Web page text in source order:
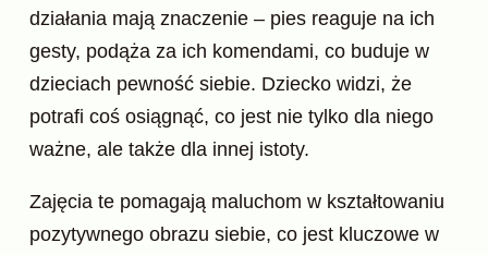
działania mają znaczenie – pies reaguje na ich
gesty, podąża za ich komendami, co buduje w
dzieciach pewność siebie. Dziecko widzi, że
potrafi coś osiągnąć, co jest nie tylko dla niego
ważne, ale także dla innej istoty.
Zajęcia te pomagają maluchom w kształtowaniu
pozytywnego obrazu siebie, co jest kluczowe w